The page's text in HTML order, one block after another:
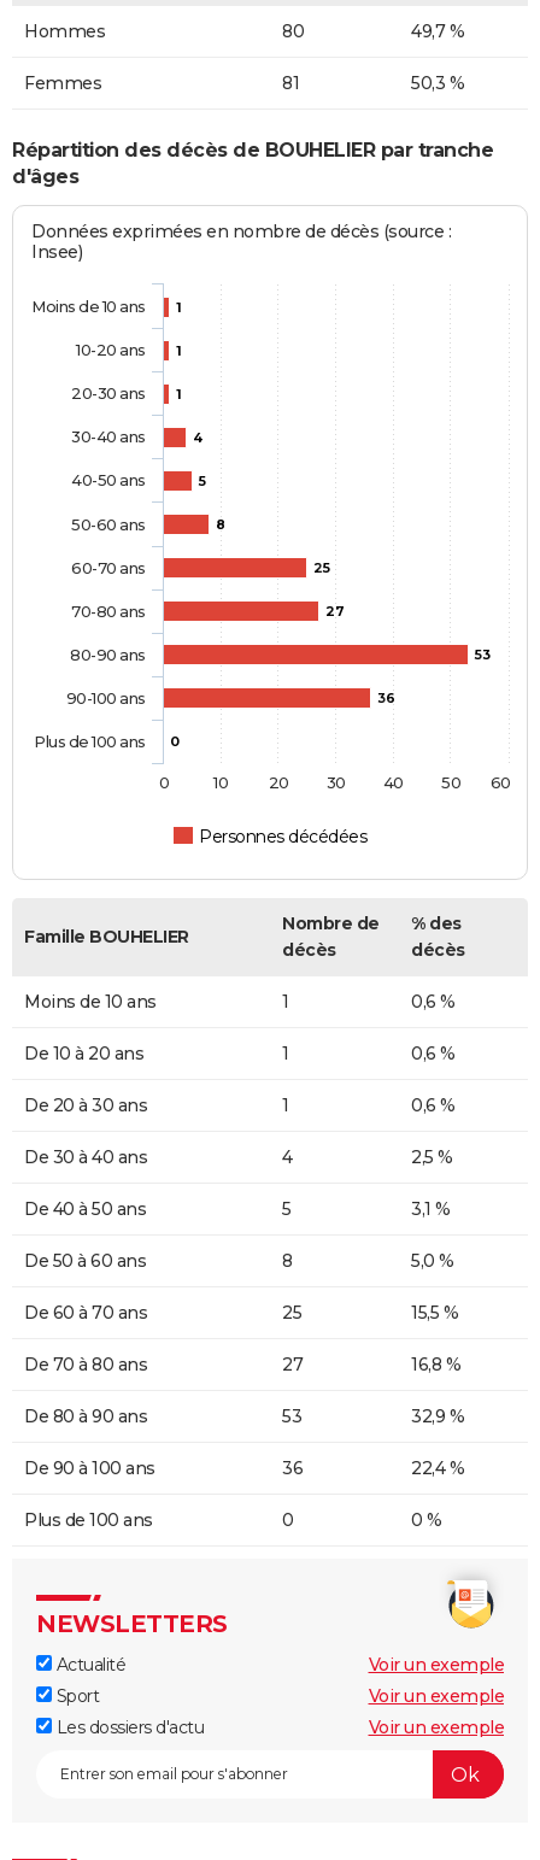
Hommes 80 49,7 %
Femmes 81 50,3 %
Répartition des décès de BOUHELIER par tranche
d'âges
Données exprimées en nombre de décès (source :
Insee)
1
1
1
4
5
8
25
27
53
36
0
Personnes décédées
Moins de 10 ans
10-20 ans
20-30 ans
30-40 ans
40-50 ans
50-60 ans
60-70 ans
70-80 ans
80-90 ans
90-100 ans
Plus de 100 ans
0 10 20 30 40 50 60
Famille BOUHELIER
Nombre de
décès
% des
décès
Moins de 10 ans 1 0,6 %
De 10 à 20 ans 1 0,6 %
De 20 à 30 ans 1 0,6 %
De 30 à 40 ans 4 2,5 %
De 40 à 50 ans 5 3,1 %
De 50 à 60 ans 8 5,0 %
De 60 à 70 ans 25 15,5 %
De 70 à 80 ans 27 16,8 %
De 80 à 90 ans 53 32,9 %
De 90 à 100 ans 36 22,4 %
Plus de 100 ans 0 0 %
NEWSLETTERS
Actualité
Voir un exemple
Sport
Voir un exemple
Les dossiers d'actu
Voir un exemple